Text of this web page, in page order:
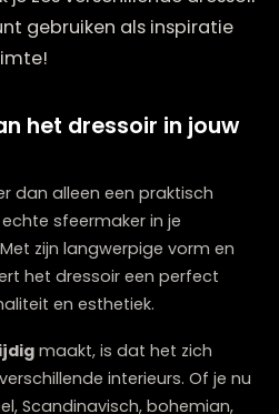
de juiste styling creëer
past bij jouw interieurstijl.
gebruiken als
het dressoir in
dan alleen een praktisch
Met zijn langwerpige vorm
het dressoir een perfect